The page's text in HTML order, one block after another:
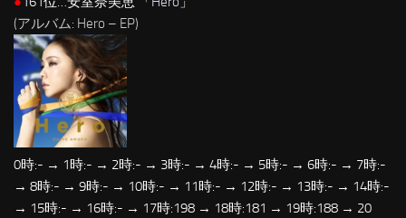
(アルバム: Hero – EP)
0時:- → 1時:- → 2時:- → 3時:- → 4時:- → 5時:- → 6時:- → 7時:-
→ 8時:- → 9時:- → 10時:- → 11時:- → 12時:- → 13時:- → 14時:-
→ 15時:- → 16時:- → 17時:198 → 18時:181 → 19時:188 → 20